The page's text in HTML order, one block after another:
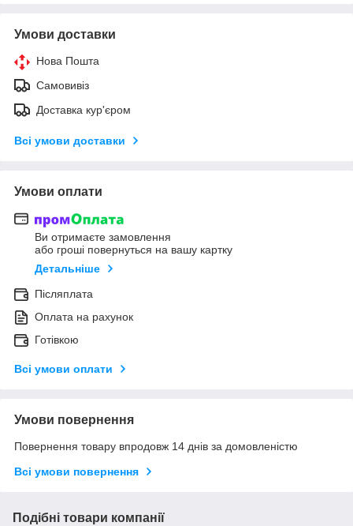
Умови доставки
Нова Пошта
Самовивіз
Доставка кур'єром
Всі умови доставки
Умови оплати
Ви отримаєте замовлення
або гроші повернуться на вашу картку
Детальніше
Післяплата
Оплата на рахунок
Готівкою
Всі умови оплати
Умови повернення
Повернення товару впродовж 14 днів за домовленістю
Всі умови повернення
Подібні товари компанії